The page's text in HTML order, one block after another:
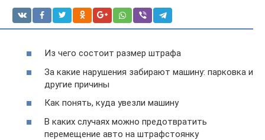
Из чего состоит размер штрафа
За какие нарушения забирают машину: парковка и
другие причины
Как понять, куда увезли машину
В каких случаях можно предотвратить
перемещение авто на штрафстоянку